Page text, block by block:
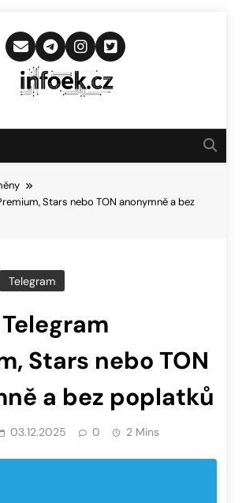
Infoek.cz
Novinkám
Stars nebo TON anonymně a bez
Telegram
Telegram
Stars nebo TON
a bez poplatků
03.12.2025 0 2 Mins